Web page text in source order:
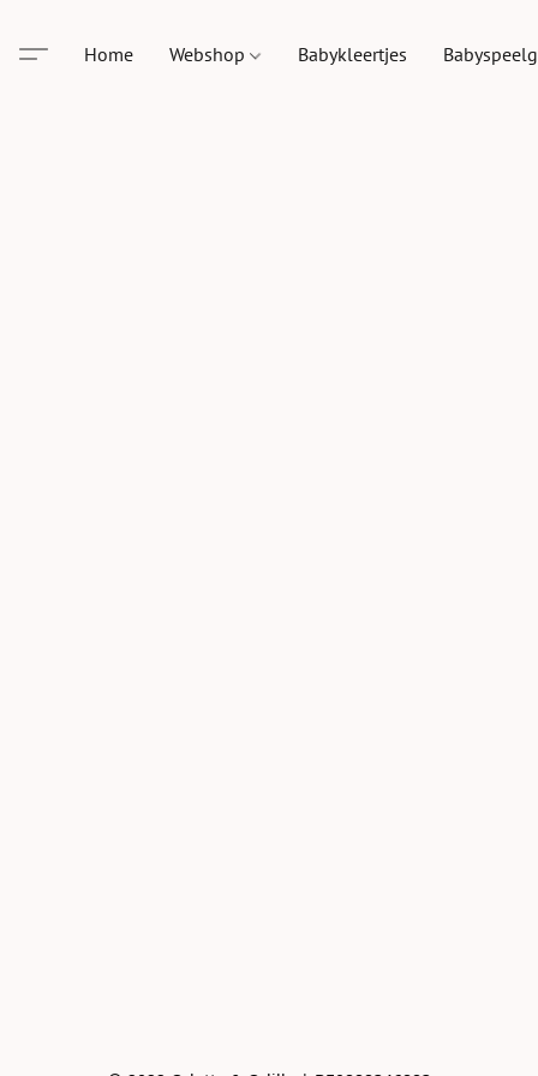
Home Webshop Babykleertjes